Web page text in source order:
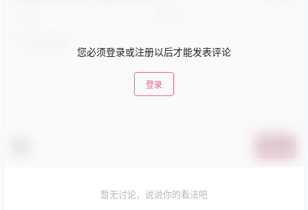
您必须登录或注册以后才能发表评论
登录
暂无讨论，说说你的看法吧